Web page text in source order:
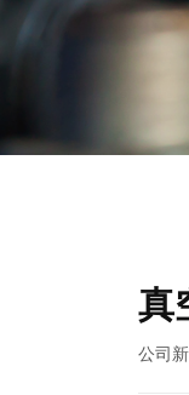
真
公司